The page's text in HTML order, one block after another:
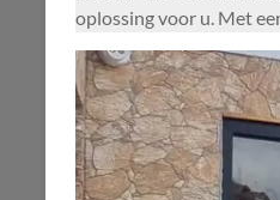
oplossing voor u. Met